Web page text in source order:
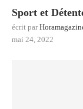
Sport et
écrit par
mai 24, 2022